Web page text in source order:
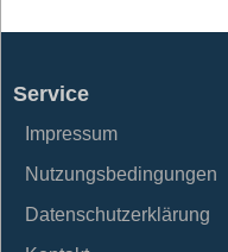
Service
Impressum
Nutzungsbedingungen
Datenschutzerklärung